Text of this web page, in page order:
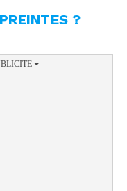
?